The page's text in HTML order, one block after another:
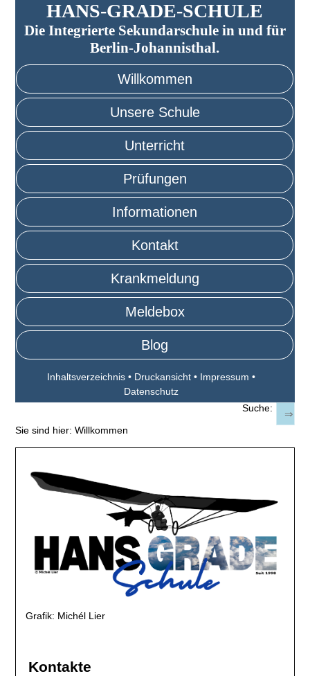
HANS-GRADE-SCHULE
Die Integrierte Sekundarschule in und für
Berlin-Johannisthal.
Willkommen
Unsere Schule
Unterricht
Prüfungen
Informationen
Kontakt
Krankmeldung
Meldebox
Blog
Inhaltsverzeichnis • Druckansicht • Impressum •
Datenschutz
Suche:
Sie sind hier:Willkommen
Grafik: Michél Lier
Kontakte